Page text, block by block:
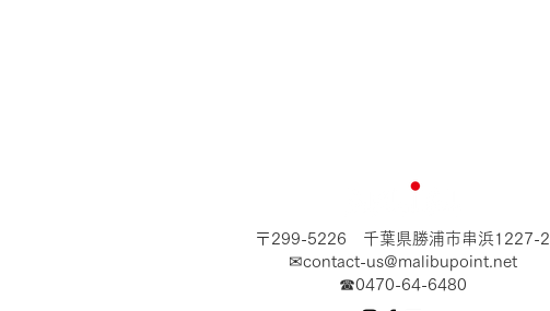
〒299-5226 千葉県勝浦市串浜1227-2​
✉contact-us@malibupoint.net
​☎0470-64-6480